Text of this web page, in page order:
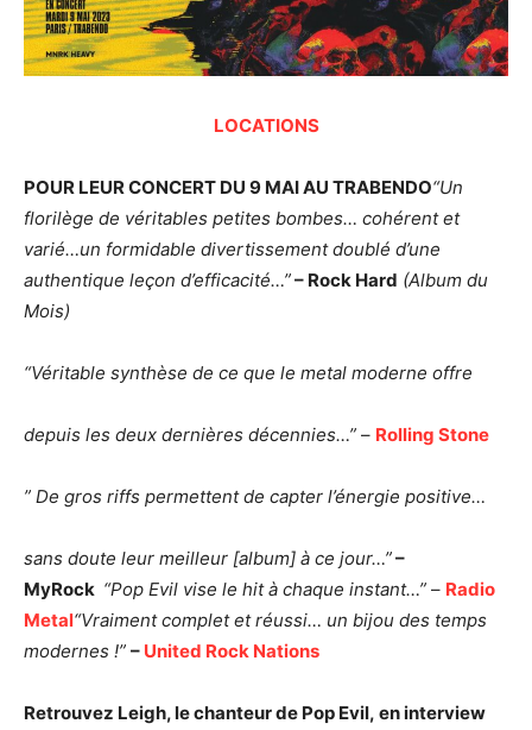
LOCATIONS
POUR LEUR CONCERT DU 9 MAI AU TRABENDO“Un
florilège de véritables petites bombes… cohérent et
varié…un formidable divertissement doublé d’une
authentique leçon d’efficacité…”– Rock Hard (Album du
Mois)
“Véritable synthèse de ce que le metal moderne offre
depuis les deux dernières décennies…” – Rolling Stone
” De gros riffs permettent de capter l’énergie positive…
sans doute leur meilleur [album] à ce jour…”–
MyRock “Pop Evil vise le hit à chaque instant…” – Radio
Metal“Vraiment complet et réussi… un bijou des temps
modernes !” – United Rock Nations
Retrouvez Leigh, le chanteur de Pop Evil, en interview